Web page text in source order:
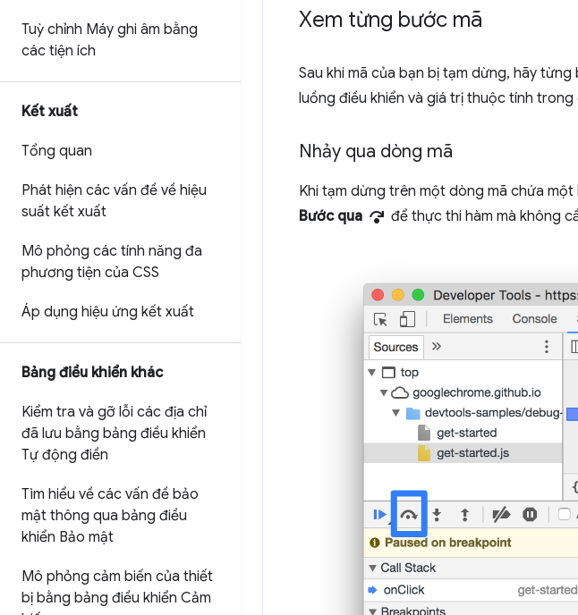
Tuỳ chỉnh Máy ghi âm bằng
các tiện ích
Kết xuất
Tổng quan
Phát hiện các vấn đề về hiệu
suất kết xuất
Mô phỏng các tính năng đa
phương tiện của CSS
Áp dụng hiệu ứng kết xuất
Bảng điều khiển khác
Kiểm tra và gỡ lỗi các địa chỉ
đã lưu bằng bảng điều khiển
Tự động điền
Tìm hiểu về các vấn đề bảo
mật thông qua bảng điều
khiển Bảo mật
Mô phỏng cảm biến của thiết
bị bằng bảng điều khiển Cảm
Xem từng bước mã
Sau khi mã của bạn bị tạm dừng, hãy
luồng điều khiển và giá trị thuộc tính
Nhảy qua dòng mã
Khi tạm dừng trên một dòng mã chứa
Bước qua step_over để thực thi hàm mà không